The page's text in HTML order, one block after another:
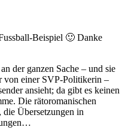
Beispiel 🙂 Danke
der ganzen Sache – und sie
von einer SVP-Politikerin –
ansieht; da gibt es keinen
Die rätoromanischen
Übersetzungen in